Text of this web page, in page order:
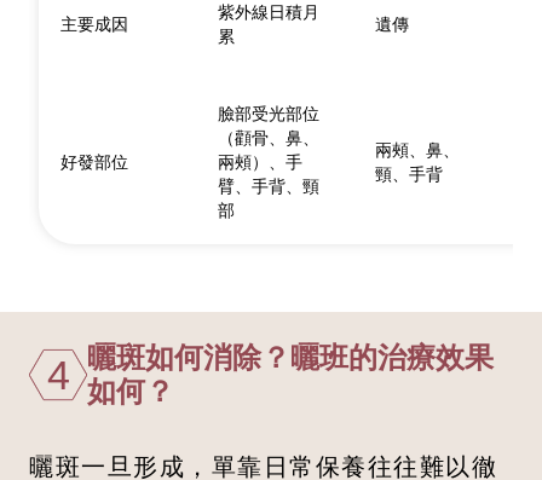
主要成因
紫外線日積月
累
遺傳
好發部位
臉部受光部位
（顴骨、鼻、
兩頰）、手
臂、手背、頸
部
兩頰、鼻、
頸、手背
4 曬斑如何消除？曬班的治療效果
如何？
曬斑一旦形成，單靠日常保養往往難以徹